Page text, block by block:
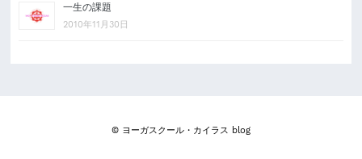
一生の課題
2010年11月30日
© ヨーガスクール・カイラス blog